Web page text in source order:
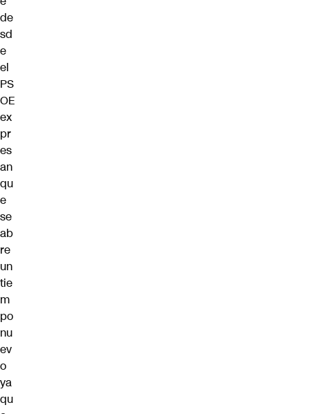
de
sd
e
el
PS
OE
ex
pr
es
an
qu
e
se
ab
re
un
tie
m
po
nu
ev
o
ya
qu